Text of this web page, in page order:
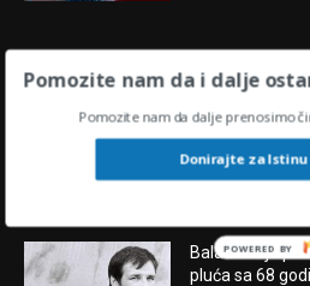
POPULARNE OBJAVE
“U središtu
SVIJET U
November 28, 2023
Balašević je
pluća sa 68
Pomozite nam da i dalje
Pomozite nam da dalje prenosimo
Donirajte za Istinu
POWERED BY